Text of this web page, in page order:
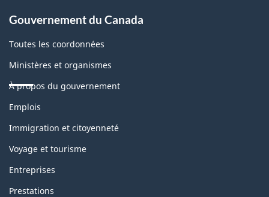
Gouvernement du Canada
Toutes les coordonnées
Ministères et organismes
À propos du gouvernement
Thèmes
sujets
Emplois
Immigration et citoyenneté
Voyage et tourisme
Entreprises
Prestations